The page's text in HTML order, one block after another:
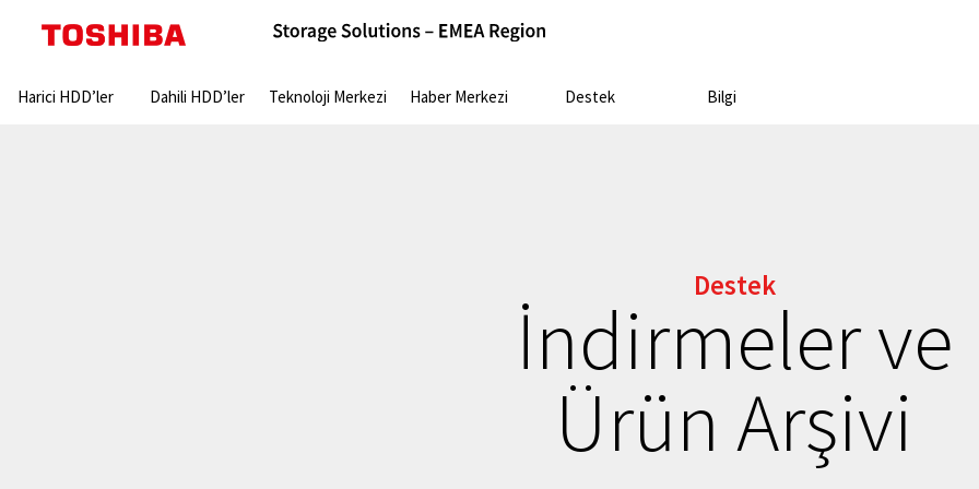
Harici HDD’ler Dahili HDD’ler Teknoloji Merkezi Haber Merkezi Destek Bilgi
Search:
Destek
İndirmeler ve
Ürün Arşivi